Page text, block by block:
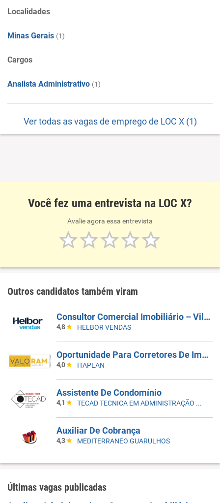
Localidades
Minas Gerais (1)
Cargos
Analista Administrativo (1)
Ver todas as vagas de emprego de LOC X (1)
Você fez uma entrevista na LOC X?
Avalie agora essa entrevista
Outros candidatos também viram
Consultor Comercial Imobiliário – Vila Madalena | Lançamento Exclusivo Em Breve
4,8 HELBOR VENDAS
Oportunidade Para Corretores De Imóveis | Saúde, Zona Sul
4,0 ITAPLAN
Assistente De Condomínio
4,1 TECAD TECNICA EM ADMINISTRAÇÃO LTDA
Auxiliar De Cobrança
4,3 MEDITERRANEO GUARULHOS
Últimas vagas publicadas